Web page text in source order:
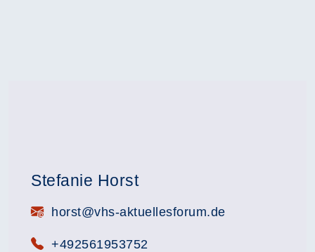
Stefanie Horst
E-Mail:horst@vhs-aktuellesforum.de
Telefon:
+492561953752